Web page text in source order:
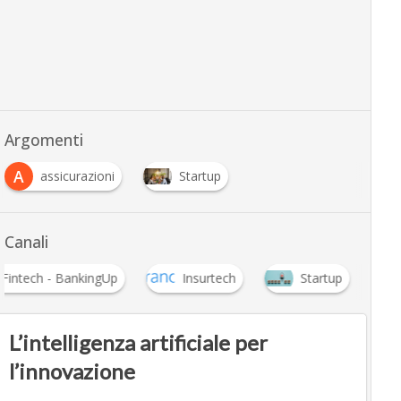
Argomenti
A
assicurazioni Startup
Canali
Fintech - BankingUp Insurtech Startup
L’intelligenza artificiale per
l’innovazione